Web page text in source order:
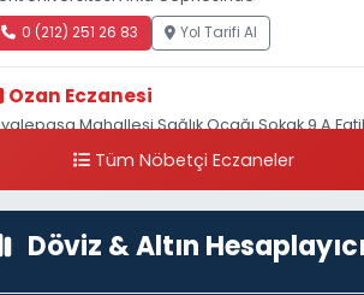
0 (212) 251 26 83 Yol Tarifi Al
Ozan Eczanesi
Mahallesi Sağlık Ocağı Sokak 9 A
Tüm Nöbetçi Eczaneler
Döviz & Altın Hesaplayıcı